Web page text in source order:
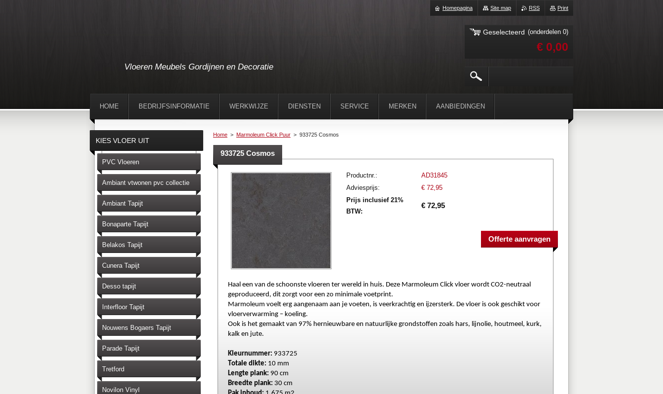
Vloeren Meubels Gordijnen en Decoratie
Home > Marmoleum Click Puur > 933725 Cosmos
933725 Cosmos
Productnr.:
AD31845
Adviesprijs:
€ 72,95
Prijs inclusief 21%
BTW:
€ 72,95
Haal een van de schoonste vloeren ter wereld in huis. Deze Marmoleum Click vloer wordt CO2-neutraal
geproduceerd, dit zorgt voor een zo minimale voetprint.
Marmoleum voelt erg aangenaam aan je voeten, is veerkrachtig en ijzersterk. De vloer is ook geschikt voor
vloerverwarming – koeling.
Ook is het gemaakt van 97% hernieuwbare en natuurlijke grondstoffen zoals hars, lijnolie, houtmeel, kurk,
kalk en jute.
Kleurnummer: 933725
Totale dikte: 10 mm
Lengte plank: 90 cm
Breedte plank: 30 cm
KIES VLOER UIT
PVC Vloeren
Ambiant vtwonen pvc collectie
Ambiant Tapijt
Bonaparte Tapijt
Belakos Tapijt
Cunera Tapijt
Desso tapijt
Interfloor Tapijt
Nouwens Bogaers Tapijt
Parade Tapijt
Tretford
Novilon Vinyl
HOME BEDRIJFSINFORMATIE WERKWIJZE DIENSTEN SERVICE MERKEN AANBIEDINGEN
Print
RSS
Site map
Homepagina
Geselecteerd (onderdelen 0)
€ 0,00